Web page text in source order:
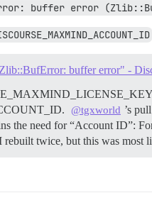
buffer error
@tgxworld ’s
need for “Account ID”:
twice, but this was most